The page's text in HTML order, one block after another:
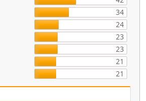
34
24
23
23
21
21